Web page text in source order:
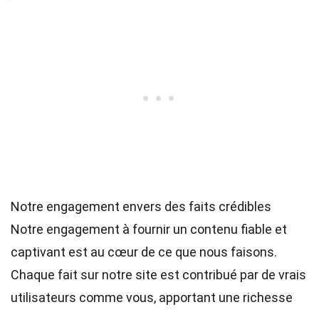
Notre engagement envers des faits crédibles
Notre engagement à fournir un contenu fiable et
captivant est au cœur de ce que nous faisons.
Chaque fait sur notre site est contribué par de vrais
utilisateurs comme vous, apportant une richesse